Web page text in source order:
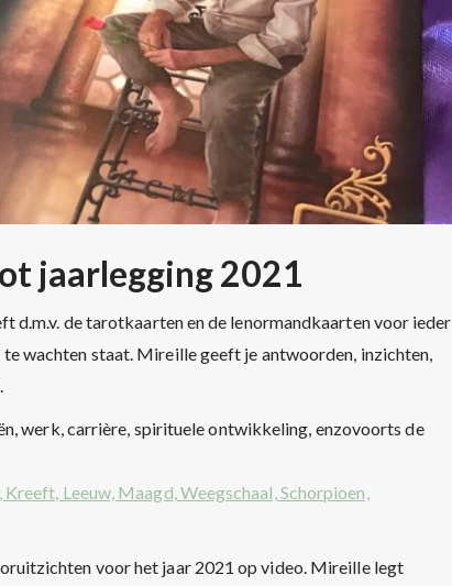
jaarlegging 2021
d.m.v. de tarotkaarten en de lenormandkaarten voor ieder
wachten staat. Mireille geeft je antwoorden, inzichten,
werk, carrière, spirituele ontwikkeling, enzovoorts de
Kreeft, Leeuw, Maagd, Weegschaal, Schorpioen,
voor het jaar 2021 op video. Mireille legt